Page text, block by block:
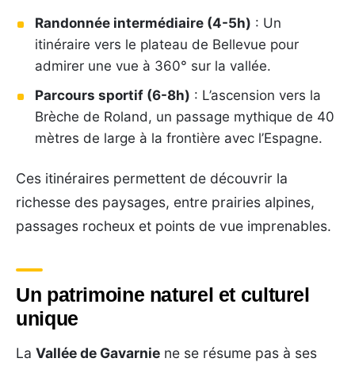
Randonnée intermédiaire (4-5h) : Un
itinéraire vers le plateau de Bellevue pour
admirer une vue à 360° sur la vallée.
Parcours sportif (6-8h) : L’ascension vers la
Brèche de Roland, un passage mythique de 40
mètres de large à la frontière avec l’Espagne.
Ces itinéraires permettent de découvrir la
richesse des paysages, entre prairies alpines,
passages rocheux et points de vue imprenables.
Un patrimoine naturel et culturel
unique
La Vallée de Gavarnie ne se résume pas à ses